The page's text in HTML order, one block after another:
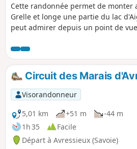
Cette randonnée permet de monter
Grelle et longe une partie du lac
peut admirer depuis un point de
Circuit des Marais
Visorandonneur
5,01 km
+51 m
-44 m
1h 35
Facile
Départ à Avressieux (Savoie)